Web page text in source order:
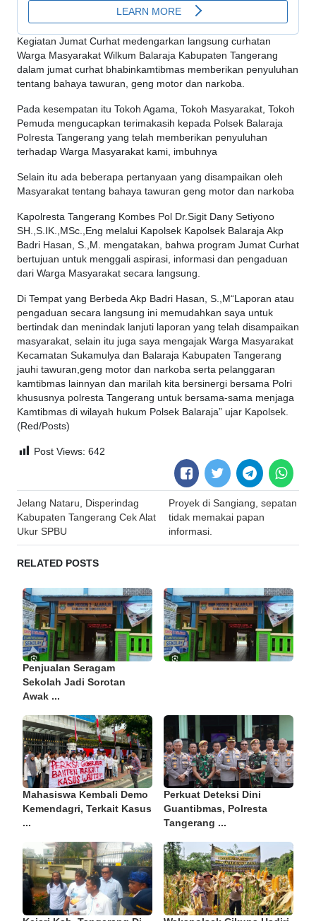
Kegiatan Jumat Curhat medengarkan langsung curhatan
Warga Masyarakat Wilkum Balaraja Kabupaten Tangerang
dalam jumat curhat bhabinkamtibmas memberikan penyuluhan
tentang bahaya tawuran, geng motor dan narkoba.
Pada kesempatan itu Tokoh Agama, Tokoh Masyarakat, Tokoh
Pemuda mengucapkan terimakasih kepada Polsek Balaraja
Polresta Tangerang yang telah memberikan penyuluhan
terhadap Warga Masyarakat kami, imbuhnya
Selain itu ada beberapa pertanyaan yang disampaikan oleh
Masyarakat tentang bahaya tawuran geng motor dan narkoba
Kapolresta Tangerang Kombes Pol Dr.Sigit Dany Setiyono
SH.,S.IK.,MSc.,Eng melalui Kapolsek Kapolsek Balaraja Akp
Badri Hasan, S.,M. mengatakan, bahwa program Jumat Curhat
bertujuan untuk menggali aspirasi, informasi dan pengaduan
dari Warga Masyarakat secara langsung.
Di Tempat yang Berbeda Akp Badri Hasan, S.,M“Laporan atau
pengaduan secara langsung ini memudahkan saya untuk
bertindak dan menindak lanjuti laporan yang telah disampaikan
masyarakat, selain itu juga saya mengajak Warga Masyarakat
Kecamatan Sukamulya dan Balaraja Kabupaten Tangerang
jauhi tawuran,geng motor dan narkoba serta pelanggaran
kamtibmas lainnyan dan marilah kita bersinergi bersama Polri
khususnya polresta Tangerang untuk bersama-sama menjaga
Kamtibmas di wilayah hukum Polsek Balaraja” ujar Kapolsek.
(Red/Posts)
Post Views: 642
Post
navigation
Jelang Nataru, Disperindag
Kabupaten Tangerang Cek Alat
Ukur SPBU
Proyek di Sangiang, sepatan
tidak memakai papan
informasi.
RELATED POSTS
Penjualan Seragam
Sekolah Jadi Sorotan
Awak ...
Mahasiswa Kembali Demo
Kemendagri, Terkait Kasus
...
Perkuat Deteksi Dini
Guantibmas, Polresta
Tangerang ...